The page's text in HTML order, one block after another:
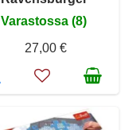
Varastossa (8)
27,00 €